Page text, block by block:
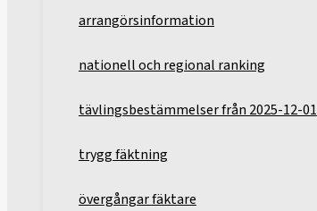
arrangörsinformation
nationell och regional ranking
tävlingsbestämmelser från 2025-12-01
trygg fäktning
övergångar fäktare